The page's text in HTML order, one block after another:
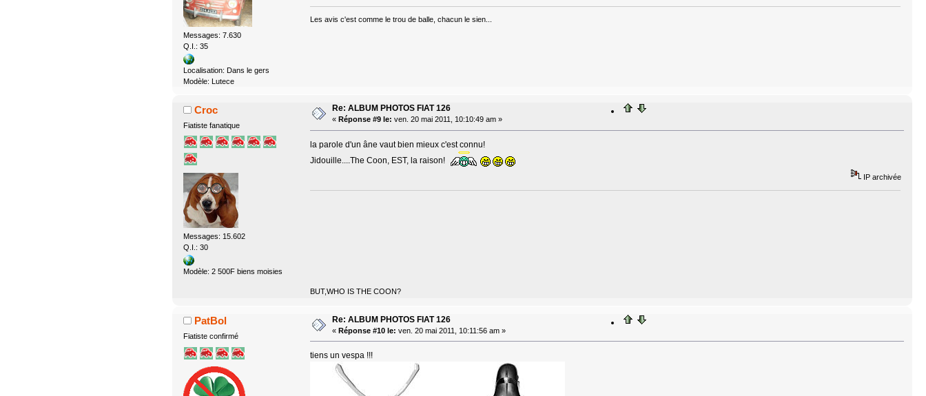
Messages: 7.630
Q.I.: 35
Localisation: Dans le gers
Modèle: Lutece
Les avis c'est comme le trou de balle, chacun le sien...
Croc
Fiatiste fanatique
Messages: 15.602
Q.I.: 30
Modèle: 2 500F biens moisies
Re: ALBUM PHOTOS FIAT 126
« Réponse #9 le: ven. 20 mai 2011, 10:10:49 am »
la parole d'un âne vaut bien mieux c'est connu!
Jidouille....The Coon, EST, la raison!
IP archivée
BUT,WHO IS THE COON?
PatBol
Fiatiste confirmé
Re: ALBUM PHOTOS FIAT 126
« Réponse #10 le: ven. 20 mai 2011, 10:11:56 am »
tiens un vespa !!!